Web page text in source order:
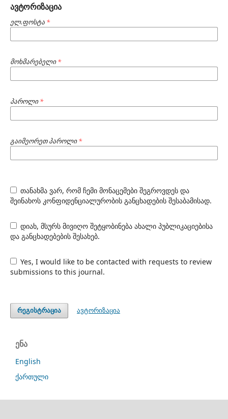
ავტორიზაცია
ელ.ფოსტა *
მოხმარებელი*
პაროლი*
გაიმეორეთ პაროლი*
თანახმა ვარ, რომ ჩემი მონაცემები შეგროვდეს და
შეინახოს კონფიდენციალურობის განცხადების შესაბამისად.
დიახ, მსურს მივიღო შეტყობინება ახალი პუბლიკაციებისა
და განცხადებების შესახებ.
Yes, I would like to be contacted with requests to review
submissions to this journal.
რეგისტრაცია ავტორიზაცია
ენა
English
ქართული